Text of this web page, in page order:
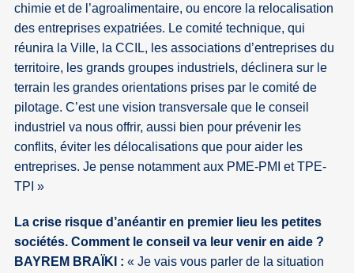
chimie et de l’agroalimentaire, ou encore la relocalisation
des entreprises expatriées. Le comité technique, qui
réunira la Ville, la CCIL, les associations d’entreprises du
territoire, les grands groupes industriels, déclinera sur le
terrain les grandes orientations prises par le comité de
pilotage. C’est une vision transversale que le conseil
industriel va nous offrir, aussi bien pour prévenir les
conflits, éviter les délocalisations que pour aider les
entreprises. Je pense notamment aux PME-PMI et TPE-
TPI »
La crise risque d’anéantir en premier lieu les petites
sociétés. Comment le conseil va leur venir en aide ?
BAYREM BRAÏKI : « Je vais vous parler de la situation